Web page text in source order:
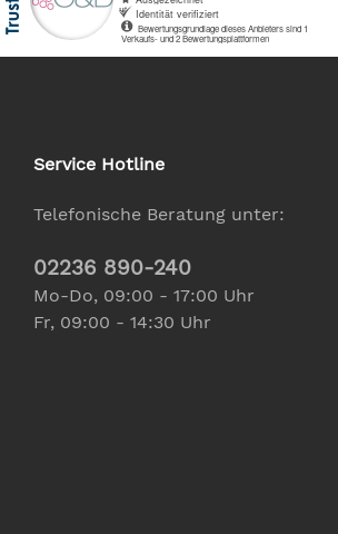
Service Hotline
Telefonische Beratung unter:
02236 890-240
Mo-Do, 09:00 - 17:00 Uhr
Fr, 09:00 - 14:30 Uhr